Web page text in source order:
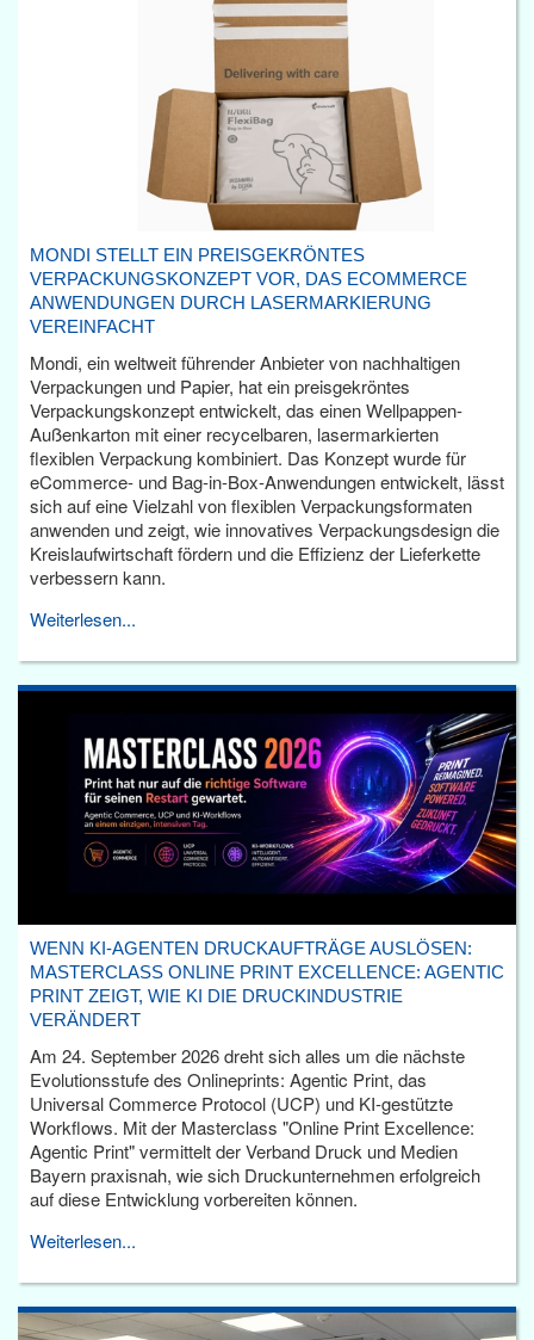
MONDI STELLT EIN PREISGEKRÖNTES
VERPACKUNGSKONZEPT VOR, DAS ECOMMERCE
ANWENDUNGEN DURCH LASERMARKIERUNG
VEREINFACHT
Mondi, ein weltweit führender Anbieter von nachhaltigen
Verpackungen und Papier, hat ein preisgekröntes
Verpackungskonzept entwickelt, das einen Wellpappen-
Außenkarton mit einer recycelbaren, lasermarkierten
flexiblen Verpackung kombiniert. Das Konzept wurde für
eCommerce- und Bag-in-Box-Anwendungen entwickelt, lässt
sich auf eine Vielzahl von flexiblen Verpackungsformaten
anwenden und zeigt, wie innovatives Verpackungsdesign die
Kreislaufwirtschaft fördern und die Effizienz der Lieferkette
verbessern kann.
Weiterlesen...
WENN KI-AGENTEN DRUCKAUFTRÄGE AUSLÖSEN:
MASTERCLASS ONLINE PRINT EXCELLENCE: AGENTIC
PRINT ZEIGT, WIE KI DIE DRUCKINDUSTRIE
VERÄNDERT
Am 24. September 2026 dreht sich alles um die nächste
Evolutionsstufe des Onlineprints: Agentic Print, das
Universal Commerce Protocol (UCP) und KI-gestützte
Workflows. Mit der Masterclass "Online Print Excellence:
Agentic Print" vermittelt der Verband Druck und Medien
Bayern praxisnah, wie sich Druckunternehmen erfolgreich
auf diese Entwicklung vorbereiten können.
Weiterlesen...